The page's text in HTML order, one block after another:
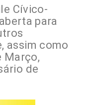
Cívico-
para
assim como
Março,
de